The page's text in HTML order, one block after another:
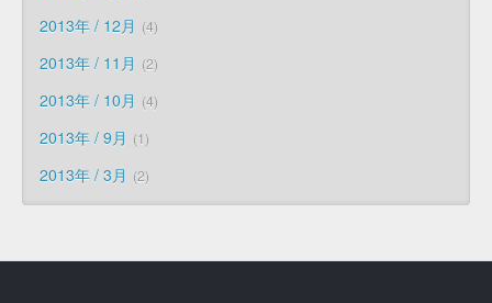
2013年 / 12月 4
2013年 / 11月 2
2013年 / 10月 4
2013年 / 9月 1
2013年 / 3月 2